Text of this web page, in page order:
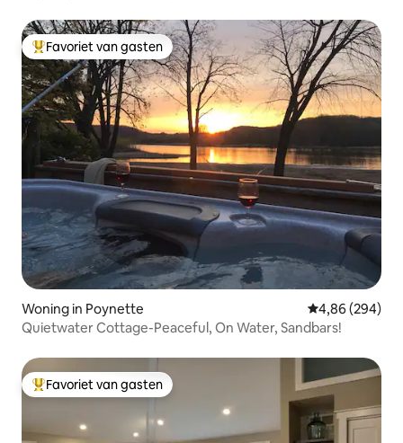
Topfavoriet van gasten
Favoriet van gasten
Woning in Poynette Gemiddelde
4,86 (294)
Quietwater Cottage-Peaceful, On Water, Sandbars!
Topfavoriet van gasten
Favoriet van gasten